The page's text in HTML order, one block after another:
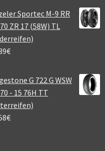
Sportec M-9 RR
ZR 17 (58W) TL
€
G 722 G WSW
- 15 76H TT
€